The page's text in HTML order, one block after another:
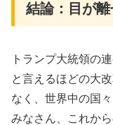
結論：目が
トランプ大統領の
と言えるほどの大
なく、世界中の国
みなさん、これか